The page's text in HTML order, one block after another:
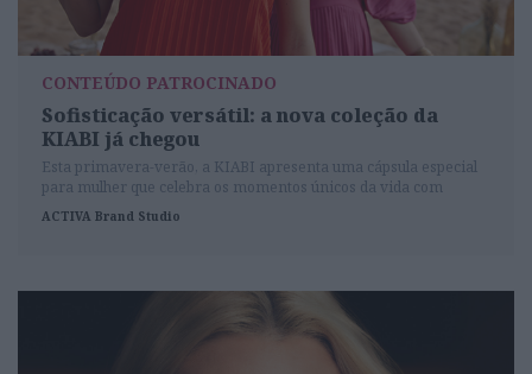
CONTEÚDO PATROCINADO
Sofisticação versátil: a nova coleção da
KIABI já chegou
Esta primavera-verão, a KIABI apresenta uma cápsula especial
para mulher que celebra os momentos únicos da vida com
elegância, conforto e um olhar contemporâneo.
ACTIVA Brand Studio